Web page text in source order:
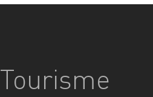
Tourisme